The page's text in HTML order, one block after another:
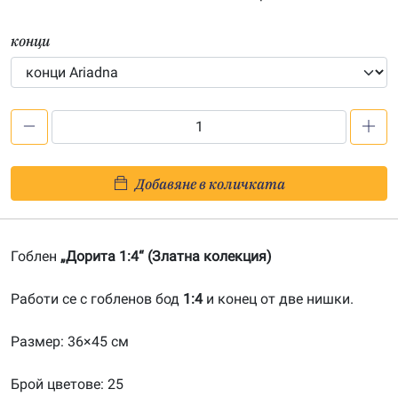
конци
1:4-
20080703
Добавяне в количката
Гоблен „Дорита 1:4“ (Златна колекция)
Работи се с гобленов бод 1:4и конец от две нишки.
Размер: 36×45 см
Брой цветове: 25